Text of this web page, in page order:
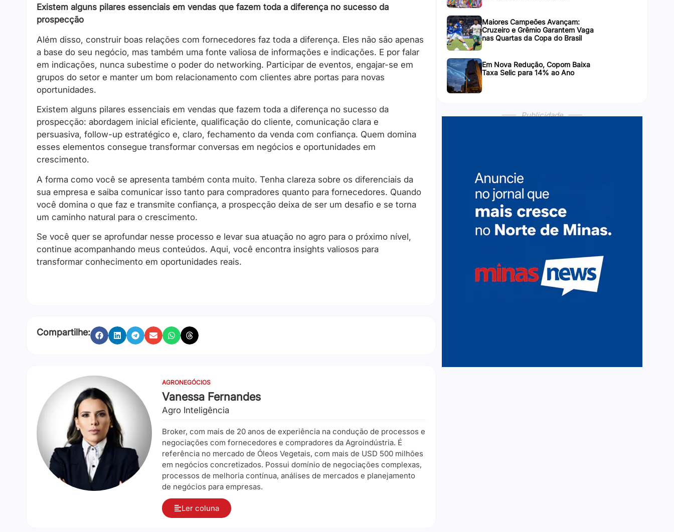
Existem alguns pilares essenciais em vendas que fazem toda a diferença no sucesso da
prospecção
Além disso, construir boas relações com fornecedores faz toda a diferença. Eles não são apenas
a base do seu negócio, mas também uma fonte valiosa de informações e indicações. E por falar
em indicações, nunca subestime o poder do networking. Participar de eventos, engajar-se em
grupos do setor e manter um bom relacionamento com clientes abre portas para novas
oportunidades.
Existem alguns pilares essenciais em vendas que fazem toda a diferença no sucesso da
prospecção: abordagem inicial eficiente, qualificação do cliente, comunicação clara e
persuasiva, follow-up estratégico e, claro, fechamento da venda com confiança. Quem domina
esses elementos consegue transformar conversas em negócios e oportunidades em
crescimento.
A forma como você se apresenta também conta muito. Tenha clareza sobre os diferenciais da
sua empresa e saiba comunicar isso tanto para compradores quanto para fornecedores. Quando
você domina o que faz e transmite confiança, a prospecção deixa de ser um desafio e se torna
um caminho natural para o crescimento.
Se você quer se aprofundar nesse processo e levar sua atuação no agro para o próximo nível,
continue acompanhando meus conteúdos. Aqui, você encontra insights valiosos para
transformar conhecimento em oportunidades reais.
Compartilhe:
AGRONEGÓCIOS
Vanessa Fernandes
Agro Inteligência
Broker, com mais de 20 anos de experiência na condução de processos e
negociações com fornecedores e compradores da Agroindústria. É
referência no mercado de Óleos Vegetais, com mais de USD 500 milhões
em negócios concretizados. Possui domínio de negociações complexas,
processos de melhoria contínua, análises de mercados e planejamento
de negócios para empresas.
Ler coluna
Maiores Campeões Avançam:
Cruzeiro e Grêmio Garantem Vaga
nas Quartas da Copa do Brasil
Em Nova Redução, Copom Baixa
Taxa Selic para 14% ao Ano
Publicidade